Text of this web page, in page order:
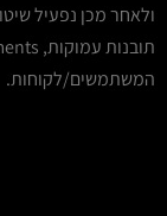
ולאחר מכן נפעיל
המשתמשים/לקוחות.